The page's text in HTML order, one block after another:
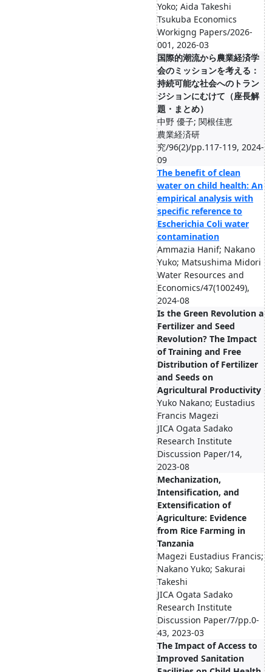
Yoko; Aida Takeshi
Tsukuba Economics
Workigng Papers/2026-
001, 2026-03
国際的潮流から農業経済学
会のミッションを考える：
持続可能な社会へのトラン
ジションにむけて（座長解
題・まとめ）
中野 優子; 関根佳恵
農業経済研
究/96(2)/pp.117-119, 2024-
09
The benefit of clean
water on child health: An
empirical analysis with
specific reference to
Escherichia Coli water
contamination
Ammazia Hanif; Nakano
Yuko; Matsushima Midori
Water Resources and
Economics/47(100249),
2024-08
Is the Green Revolution a
Fertilizer and Seed
Revolution? The Impact
of Training and Free
Distribution of Fertilizer
and Seeds on
Agricultural Productivity
Yuko Nakano; Eustadius
Francis Magezi
JICA Ogata Sadako
Research Institute
Discussion Paper/14,
2023-08
Mechanization,
Intensification, and
Extensification of
Agriculture: Evidence
from Rice Farming in
Tanzania
Magezi Eustadius Francis;
Nakano Yuko; Sakurai
Takeshi
JICA Ogata Sadako
Research Institute
Discussion Paper/7/pp.0-
43, 2023-03
The Impact of Access to
Improved Sanitation